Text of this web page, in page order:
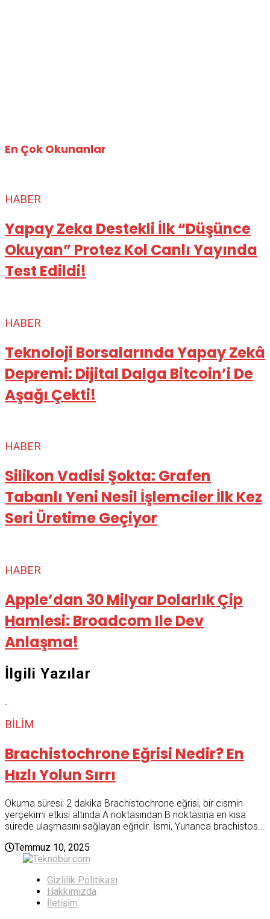
En Çok Okunanlar
HABER
Yapay Zeka Destekli İlk “Düşünce
Okuyan” Protez Kol Canlı Yayında
Test Edildi!
HABER
Teknoloji Borsalarında Yapay Zekâ
Depremi: Dijital Dalga Bitcoin’i De
Aşağı Çekti!
HABER
Silikon Vadisi Şokta: Grafen
Tabanlı Yeni Nesil İşlemciler İlk Kez
Seri Üretime Geçiyor
HABER
Apple’dan 30 Milyar Dolarlık Çip
Hamlesi: Broadcom Ile Dev
Anlaşma!
İlgili Yazılar
BILIM
Brachistochrone Eğrisi Nedir? En
Hızlı Yolun Sırrı
Okuma süresi: 2 dakika Brachistochrone eğrisi, bir cismin
yerçekimi etkisi altında A noktasından B noktasına en kısa
sürede ulaşmasını sağlayan eğridir. İsmi, Yunanca brachistos...
Temmuz 10, 2025
Gizlilik Politikası
Hakkımızda
İletişim